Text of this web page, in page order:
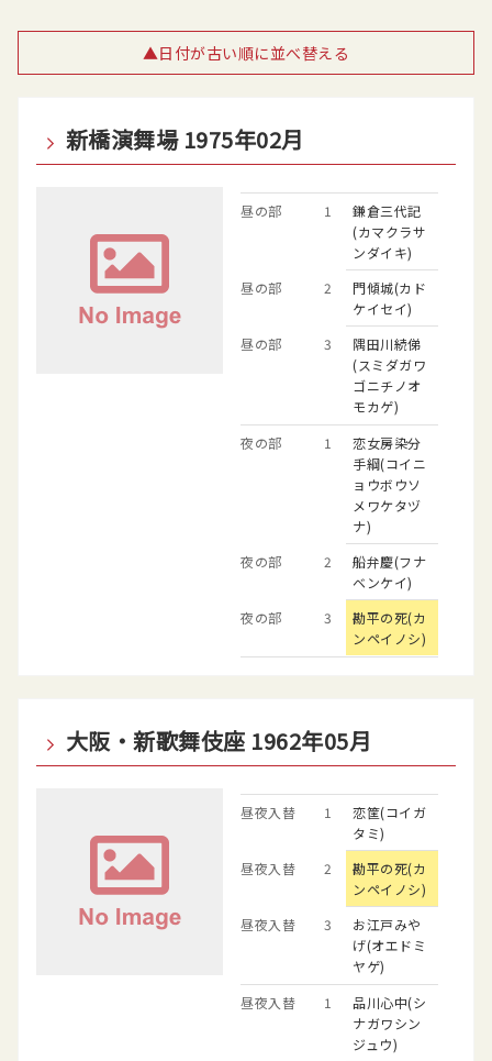
▲日付が古い順に並べ替える
新橋演舞場 1975年02月
昼の部 1
鎌倉三代記
(カマクラサ
ンダイキ)
昼の部
2
門傾城(カド
ケイセイ)
昼の部
3
隅田川続俤
(スミダガワ
ゴニチノオ
モカゲ)
夜の部
1
恋女房染分
手綱(コイニ
ョウボウソ
メワケタヅ
ナ)
夜の部
2
船弁慶(フナ
ベンケイ)
夜の部
3
勘平の死(カ
ンペイノシ)
大阪・新歌舞伎座 1962年05月
昼夜入替 1
恋筐(コイガ
タミ)
昼夜入替
2
勘平の死(カ
ンペイノシ)
昼夜入替
3
お江戸みや
げ(オエドミ
ヤゲ)
昼夜入替
1
品川心中(シ
ナガワシン
ジュウ)